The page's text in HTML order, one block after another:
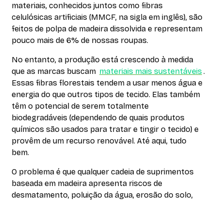
materiais, conhecidos juntos como fibras
celulósicas artificiais (MMCF, na sigla em inglês), são
feitos de polpa de madeira dissolvida e representam
pouco mais de 6% de nossas roupas.
No entanto, a produção está crescendo à medida
que as marcas buscam materiais mais sustentáveis.
Essas fibras florestais tendem a usar menos água e
energia do que outros tipos de tecido. Elas também
têm o potencial de serem totalmente
biodegradáveis (dependendo de quais produtos
químicos são usados para tratar e tingir o tecido) e
provêm de um recurso renovável. Até aqui, tudo
bem.
O problema é que qualquer cadeia de suprimentos
baseada em madeira apresenta riscos de
desmatamento, poluição da água, erosão do solo,